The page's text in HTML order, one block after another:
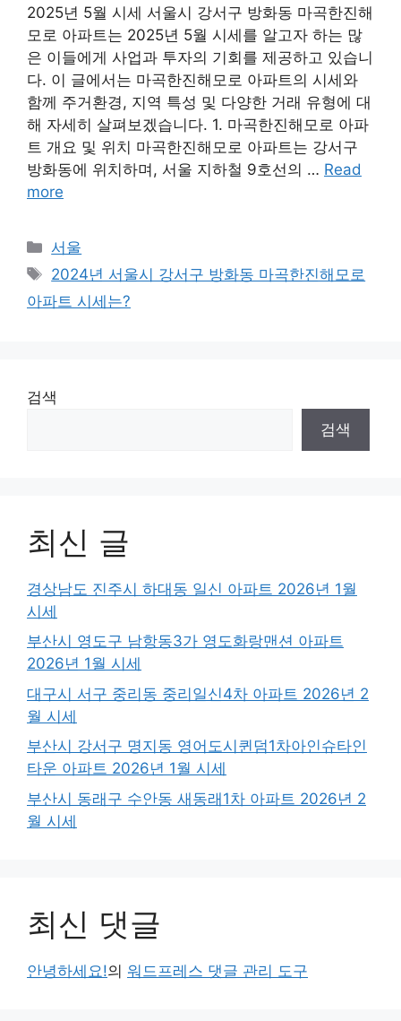
2025년 5월 시세 서울시 강서구 방화동 마곡한진해
모로 아파트는 2025년 5월 시세를 알고자 하는 많
은 이들에게 사업과 투자의 기회를 제공하고 있습니
다. 이 글에서는 마곡한진해모로 아파트의 시세와
함께 주거환경, 지역 특성 및 다양한 거래 유형에 대
해 자세히 살펴보겠습니다. 1. 마곡한진해모로 아파
트 개요 및 위치 마곡한진해모로 아파트는 강서구
방화동에 위치하며, 서울 지하철 9호선의 … Read
more
Categories
서울
Tags
2024년 서울시 강서구 방화동 마곡한진해모로
아파트 시세는?
검색
검색
최신 글
경상남도 진주시 하대동 일신 아파트 2026년 1월
시세
부산시 영도구 남항동3가 영도화랑맨션 아파트
2026년 1월 시세
대구시 서구 중리동 중리일신4차 아파트 2026년 2
월 시세
부산시 강서구 명지동 영어도시퀸덤1차아인슈타인
타운 아파트 2026년 1월 시세
부산시 동래구 수안동 새동래1차 아파트 2026년 2
월 시세
최신 댓글
안녕하세요!의 워드프레스 댓글 관리 도구